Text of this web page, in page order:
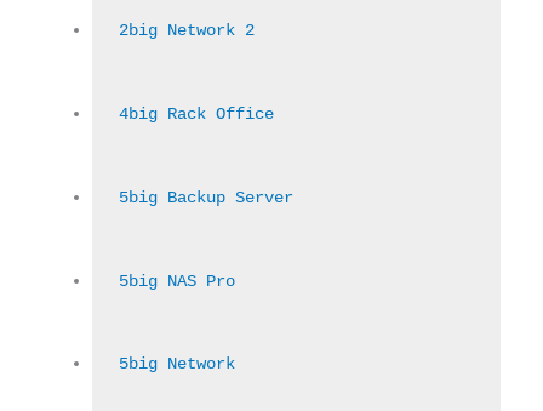
2big Network 2
4big Rack Office
5big Backup Server
5big NAS Pro
5big Network